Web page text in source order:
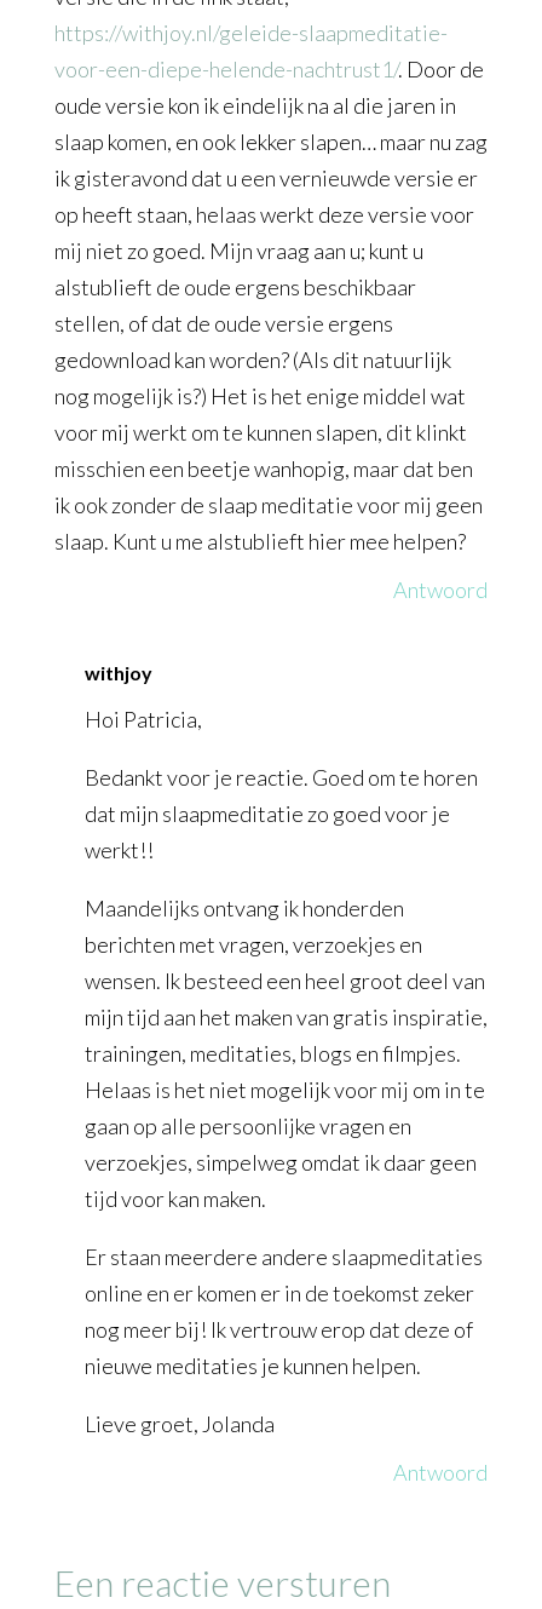
https://withjoy.nl/geleide-slaapmeditatie-
voor-een-diepe-helende-nachtrust1/. Door de
oude versie kon ik eindelijk na al die jaren in
slaap komen, en ook lekker slapen… maar nu zag
ik gisteravond dat u een vernieuwde versie er
op heeft staan, helaas werkt deze versie voor
mij niet zo goed. Mijn vraag aan u; kunt u
alstublieft de oude ergens beschikbaar
stellen, of dat de oude versie ergens
gedownload kan worden? (Als dit natuurlijk
nog mogelijk is?) Het is het enige middel wat
voor mij werkt om te kunnen slapen, dit klinkt
misschien een beetje wanhopig, maar dat ben
ik ook zonder de slaap meditatie voor mij geen
slaap. Kunt u me alstublieft hier mee helpen?
Antwoord
withjoy
Hoi Patricia,
Bedankt voor je reactie. Goed om te horen
dat mijn slaapmeditatie zo goed voor je
werkt!!
Maandelijks ontvang ik honderden
berichten met vragen, verzoekjes en
wensen. Ik besteed een heel groot deel van
mijn tijd aan het maken van gratis inspiratie,
trainingen, meditaties, blogs en filmpjes.
Helaas is het niet mogelijk voor mij om in te
gaan op alle persoonlijke vragen en
verzoekjes, simpelweg omdat ik daar geen
tijd voor kan maken.
Er staan meerdere andere slaapmeditaties
online en er komen er in de toekomst zeker
nog meer bij! Ik vertrouw erop dat deze of
nieuwe meditaties je kunnen helpen.
Lieve groet, Jolanda
Antwoord
Een reactie versturen